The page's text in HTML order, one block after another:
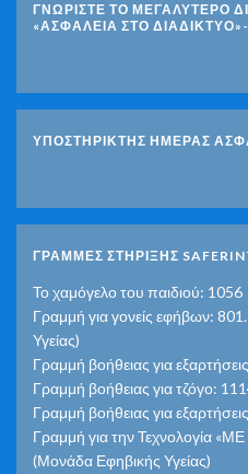
ΓΝΩΡΊΣΤΕ ΤΟ ΜΕΓΑΛΎΤΕΡΟ
«ΑΣΦΆΛΕΙΑ ΣΤΟ ΔΙΑΔΊΚΤΥΟ»-
ΥΠΟΣΤΗΡΙΚΤΗΣ ΗΜΕΡΑΣ
ΓΡΑΜΜΕΣ ΣΤΗΡΙΞΗΣ
Το χαμόγελο του παιδιού: 1056
Γραμμή για γονείς εφήβων:
Υγείας)
Γραμμή βοήθειας για
Γραμμή βοήθειας για τζόγο:
Γραμμή βοήθειας για
Γραμμή για την Τεχνολογία
(Μονάδα Εφηβικής Υγείας)